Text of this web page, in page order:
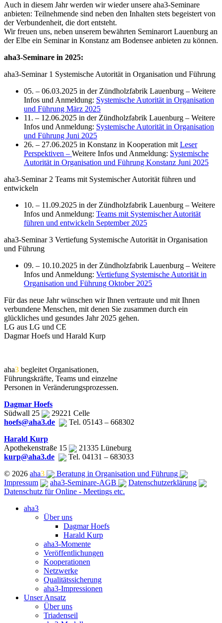
Auch in diesem Jahr werden wir wieder unsere aha3-Seminare
anbieten: Teilnehmende sind neben den Inhalten stets begeistert von
der Verbundenheit, die dort entsteht.
Wir freuen uns, neben unserem bewährten Seminarort Lauenburg an
der Elbe ein Seminar in Konstanz am Bodensee anbieten zu können.
aha3-Seminare in 2025:
aha3-Seminar 1 Systemische Autorität in Organisation und Führung
05. – 06.03.2025 in der Zündholzfabrik Lauenburg – Weitere
Infos und Anmeldung: Systemische Autorität in Organisation
und Führung März 2025
11. – 12.06.2025 in der Zündholzfabrik Lauenburg – Weitere
Infos und Anmeldung: Systemische Autorität in Organisation
und Führung Juni 2025
26. – 27.06.2025 in Konstanz in Kooperation mitLeser
Perspektiven – Weitere Infos und Anmeldung: Systemische
Autorität in Organisation und Führung Konstanz Juni 2025
aha3-Seminar 2 Teams mit Systemischer Autorität führen und
entwickeln
10. – 11.09.2025 in der Zündholzfabrik Lauenburg – Weitere
Infos und Anmeldung: Teams mit Systemischer Autorität
führen und entwickeln September 2025
aha3-Seminar 3 Vertiefung Systemische Autorität in Organisation
und Führung
09. – 10.10.2025 in der Zündholzfabrik Lauenburg – Weitere
Infos und Anmeldung: Vertiefung Systemische Autorität in
Organisation und Führung Oktober 2025
Für das neue Jahr wünschen wir Ihnen vertraute und mit Ihnen
verbundene Menschen, mit denen Sie zusammen durch ein
glückliches und gesundes Jahr 2025 gehen.
LG aus LG und CE
Dagmar Hoefs und Harald Kurp
aha3 begleitet Organisationen,
Führungskräfte, Teams und einzelne
Personen in Veränderungsprozessen.
Dagmar Hoefs
Südwall 25
29221 Celle
hoefs@aha3.de
Tel. 05143 – 668302
Harald Kurp
Apothekenstraße 15
21335 Lüneburg
kurp@aha3.de
Tel. 04131 – 683033
© 2026 aha3
Beratung in Organisation und Führung
Impressum
aha3-Seminare-AGB
Datenschutzerklärung
Datenschutz für Online - Meetings etc.
Close
aha3
Über uns
Dagmar Hoefs
Harald Kurp
aha3-Momente
Veröffentlichungen
Kooperationen
Netzwerke
Qualitätssicherung
aha3-Impressionen
Unser Ansatz
Über uns
Triadenseil